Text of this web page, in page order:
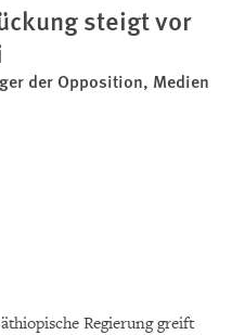
steigt vor
der Opposition, Medien
Regierung greift